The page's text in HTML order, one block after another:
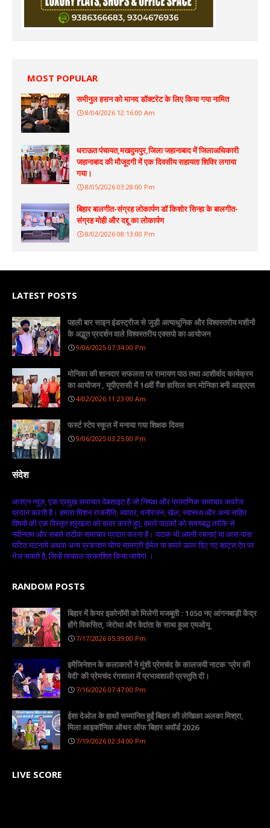
MOST POPULAR
समीनुल हसन को मानद डॉक्टरेट के लिए किया गया नामित
8/04/2026 12:16:00 Am
धराऊत पंचायत,मखदुमपुर,जिला जहानाबाद में जिलाअधिकारी
जहानाबाद की मौजूदगी में एक दिवसीय सहायता शिविर लगाया
गया।
8/05/2026 03:28:00 Pm
बिहार बालगीत-संग्रह लोकार्पण डॉ किशोर सिन्हा के बालगीत-
संग्रह मोही और दद्दू का लोकार्पण
8/02/2026 08:13:00 Pm
LATEST POSTS
पहली बार साइन इंडस्ट्रीज से जुड़ी अत्याधुनिक और विश्वस्तरीय मशीनों
के अद्भुत प्रदर्शन वाले विश्वस्तरीय एक्सपो का आयोजन
9/06/2025 07:34:00 Pm
मोनिका की शानदार सफलता पर रामायण पाठ तथा आशीर्वाद कार्यक्रम
का आयोजन , यूपीएससी में 16वीं रैंक हासिल कर मोनिका बनी आइएएस
4/02/2026 11:23:00 Am
फर्स्ट स्टेप स्कूल में मनाया गया शिक्षक दिवस
9/06/2025 03:25:00 Pm
संदेश
आरएन न्यूज़, एक प्रमुख समाचार वेबसाइट है जो निष्पक्ष और प्रामाणिक समाचार कवरेज
प्रदान करती है। हमारा मिशन राजनीति, व्यापार, मनोरंजन, खेल, स्वास्थ्य और अन्य सहित
विषयों की एक विस्तृत श्रृंखला को कवर करते हुए, हमारे पाठकों को समयबद्ध तरीके से
नवीनतम और सबसे सटीक समाचार प्रदान करना है। पाठक भी अपनी रचनाएं या आस-पास
घटित घटनाये अथवा अन्य प्रकाशन योग्य सामग्री ईमेल या हमारे ऊपर दिए गए व्हाट्स ऐप पर
भेज सकते है, जिन्हें तत्काल प्रकाशित किया जायेगा ।
RANDOM POSTS
बिहार में केयर इकोनॉमी को मिलेगी मजबूती : 1050 नए आंगनबाड़ी केंद्र
होंगे विकसित, जेरोधा और वेदांता के साथ हुआ एमओयू
7/17/2026 05:39:00 Pm
इमैजिनेशन के कलाकारों ने मुंशी प्रेमचंद के कालजयी नाटक 'प्रेम की
वेदी' की प्रेमचंद रंगशाला में प्रभावशाली प्रस्तुति दी।
7/16/2026 07:47:00 Pm
ईशा देओल के हाथों सम्मानित हुईं बिहार की लेखिका अलका मिश्रा,
मिला आइकॉनिक ऑथर ऑफ बिहार अवॉर्ड 2026
7/19/2026 02:34:00 Pm
LIVE SCORE